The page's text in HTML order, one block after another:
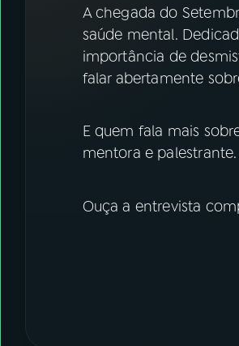
ACOMPANHE A RÁDIO NACIONAL
YouTube
Instagram X
A chegada do
saúde mental.
importância de
falar abertamente
E quem fala mais
mentora e palestrante.
Ouça a entrevista